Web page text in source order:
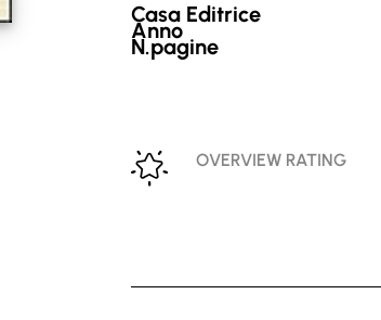
Casa Editrice
Anno
N.pagine
OVERVIEW RATING